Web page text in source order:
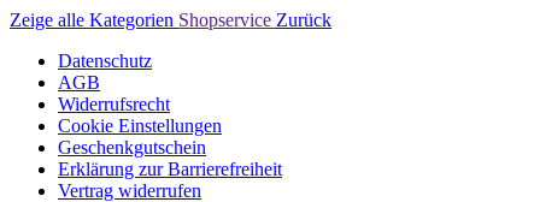
Zeige alle Kategorien Shopservice Zurück
Datenschutz
AGB
Widerrufsrecht
Cookie Einstellungen
Geschenkgutschein
Erklärung zur Barrierefreiheit
Vertrag widerrufen